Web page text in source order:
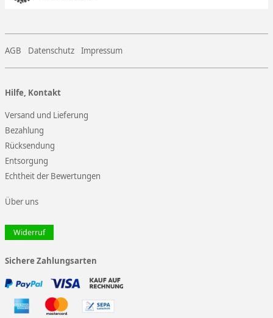
AGB Datenschutz Impressum
Hilfe, Kontakt
Versand und Lieferung
Bezahlung
Rücksendung
Entsorgung
Echtheit der Bewertungen
Über uns
Widerruf
Sichere Zahlungsarten